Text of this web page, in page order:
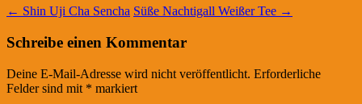
← Shin Uji Cha Sencha Süße Nachtigall Weißer Tee →
Schreibe einen Kommentar
Deine E-Mail-Adresse wird nicht veröffentlicht. Erforderliche
Felder sind mit * markiert